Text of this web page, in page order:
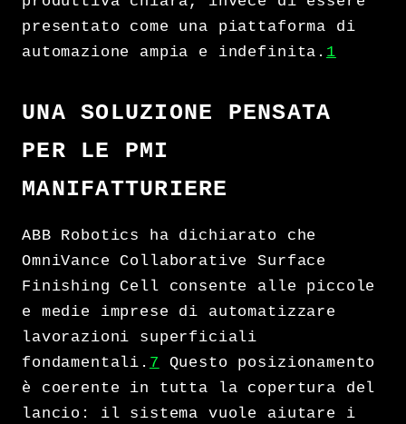
presentato come una piattaforma di
automazione ampia e indefinita. 1
UNA SOLUZIONE PENSATA
PER LE PMI
MANIFATTURIERE
ABB Robotics ha dichiarato che
OmniVance Collaborative Surface
Finishing Cell consente alle piccole
e medie imprese di automatizzare
lavorazioni superficiali
fondamentali. 7 Questo posizionamento
è coerente in tutta la copertura del
lancio: il sistema vuole aiutare i